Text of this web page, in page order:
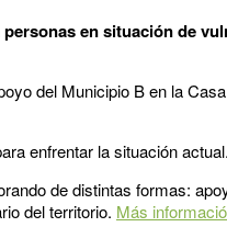
en situación de
del Municipio B en la
enfrentar la situación actual.
de distintas formas:
del territorio. Más